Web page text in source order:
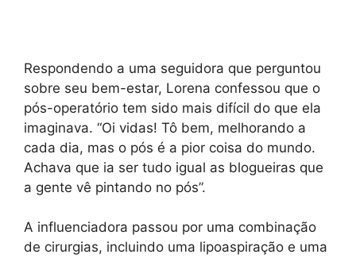
Respondendo a uma seguidora que perguntou
sobre seu bem-estar, Lorena confessou que o
pós-operatório tem sido mais difícil do que ela
imaginava. “Oi vidas! Tô bem, melhorando a
cada dia, mas o pós é a pior coisa do mundo.
Achava que ia ser tudo igual as blogueiras que
a gente vê pintando no pós”.
A influenciadora passou por uma combinação
de cirurgias, incluindo uma lipoaspiração e uma